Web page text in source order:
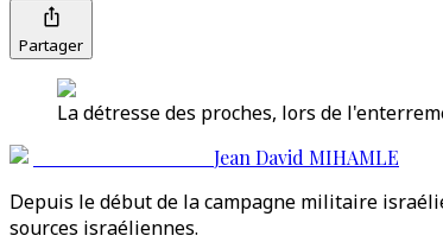
Partager
La détresse des proches, lors de
Jean David MIHAMLE
Depuis le début de la campagne militaire
sources israéliennes.